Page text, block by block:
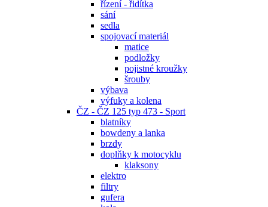
řízení - řidítka
sání
sedla
spojovací materiál
matice
podložky
pojistné kroužky
šrouby
výbava
výfuky a kolena
ČZ - ČZ 125 typ 473 - Sport
blatníky
bowdeny a lanka
brzdy
doplňky k motocyklu
klaksony
elektro
filtry
gufera